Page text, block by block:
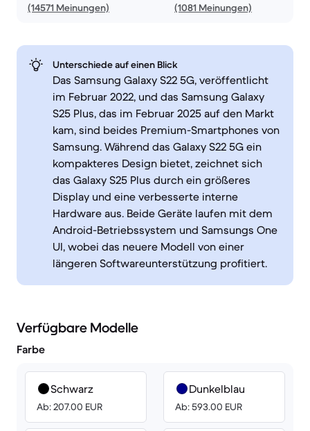
(14571 Meinungen)
(1081 Meinungen)
Unterschiede auf einen Blick
Das Samsung Galaxy S22 5G, veröffentlicht
im Februar 2022, und das Samsung Galaxy
S25 Plus, das im Februar 2025 auf den Markt
kam, sind beides Premium-Smartphones von
Samsung. Während das Galaxy S22 5G ein
kompakteres Design bietet, zeichnet sich
das Galaxy S25 Plus durch ein größeres
Display und eine verbesserte interne
Hardware aus. Beide Geräte laufen mit dem
Android-Betriebssystem und Samsungs One
UI, wobei das neuere Modell von einer
längeren Softwareunterstützung profitiert.
Verfügbare Modelle
Farbe
Schwarz
Ab: 207.00 EUR
Dunkelblau
Ab: 593.00 EUR